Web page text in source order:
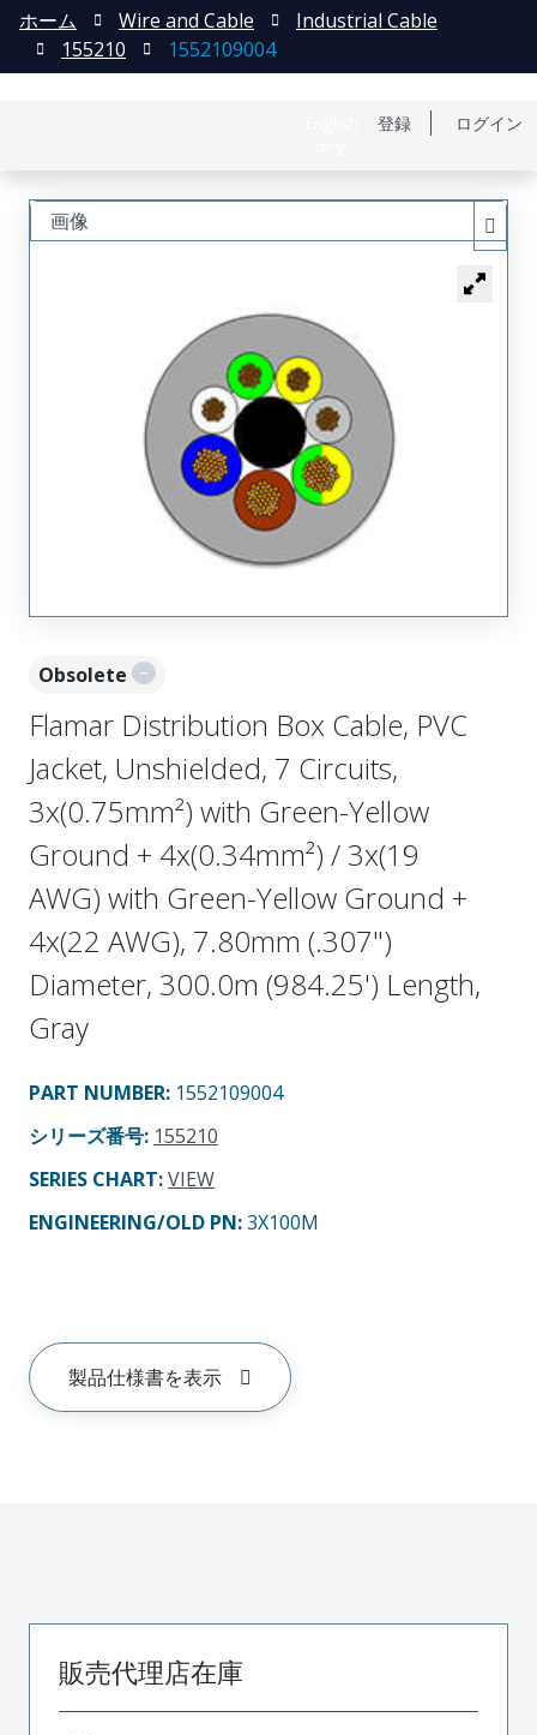
登録 ログイン
ホーム Wire and Cable
Industrial Cable
155210
1552109004
Obsolete
Flamar Distribution Box Cable, PVC
Jacket, Unshielded, 7 Circuits,
3x(0.75mm²) with Green-Yellow
Ground + 4x(0.34mm²) / 3x(19
AWG) with Green-Yellow Ground +
4x(22 AWG), 7.80mm (.307")
Diameter, 300.0m (984.25') Length,
Gray
PART NUMBER: 1552109004
シリーズ番号: 155210
SERIES CHART:VIEW
ENGINEERING/OLD PN:3X100M
製品仕様書を表示
画像
販売代理店在庫